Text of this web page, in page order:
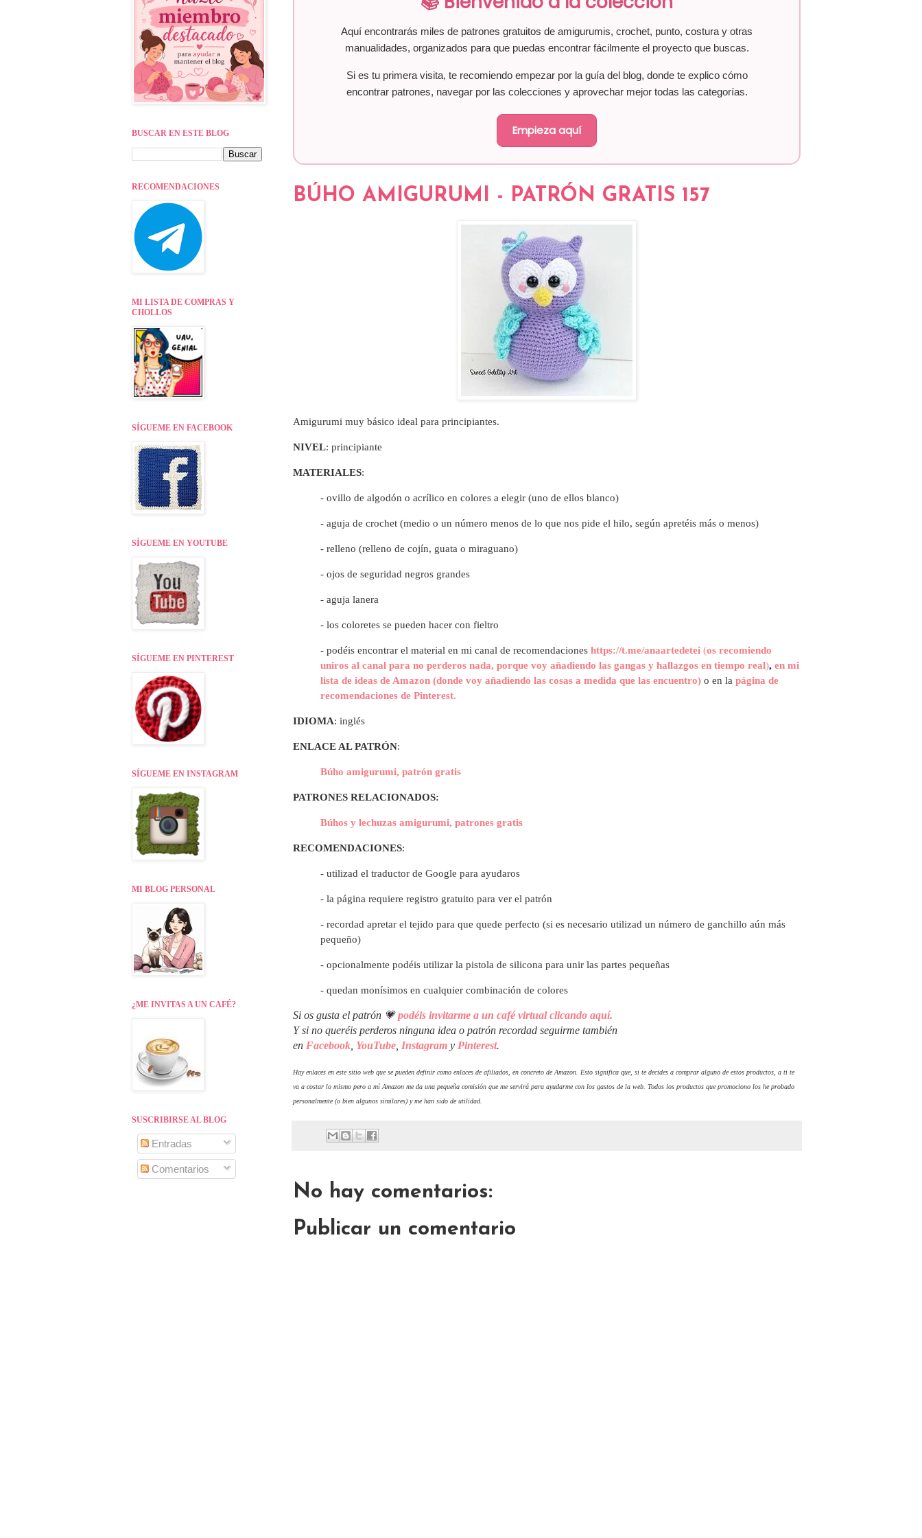
Aquí encontrarás miles de patrones gratuitos de amigurumis, crochet, punto, costura y otras
manualidades, organizados para que puedas encontrar fácilmente el proyecto que buscas.
Si es tu primera visita, te recomiendo empezar por la guía del blog, donde te explico cómo
encontrar patrones, navegar por las colecciones y aprovechar mejor todas las categorías.
Empieza aquí
BÚHO AMIGURUMI - PATRÓN GRATIS 157
Amigurumi muy básico ideal para principiantes.
NIVEL: principiante
MATERIALES:
- ovillo de algodón o acrílico en colores a elegir (uno de ellos blanco)
- aguja de crochet (medio o un número menos de lo que nos pide el hilo, según apretéis más o menos)
- relleno (relleno de cojín, guata o miraguano)
- ojos de seguridad negros grandes
- aguja lanera
- los coloretes se pueden hacer con fieltro
- podéis encontrar el material en mi canal de recomendaciones https://t.me/anaartedetei (os recomiendo
uniros al canal para no perderos nada, porque voy añadiendo las gangas y hallazgos en tiempo real), en mi
lista de ideas de Amazon (donde voy añadiendo las cosas a medida que las encuentro) o en la página de
recomendaciones de Pinterest.
IDIOMA: inglés
ENLACE AL PATRÓN:
Búho amigurumi, patrón gratis
PATRONES RELACIONADOS:
Búhos y lechuzas amigurumi, patrones gratis
RECOMENDACIONES:
- utilizad el traductor de Google para ayudaros
- la página requiere registro gratuito para ver el patrón
- recordad apretar el tejido para que quede perfecto (si es necesario utilizad un número de ganchillo aún más
pequeño)
- opcionalmente podéis utilizar la pistola de silicona para unir las partes pequeñas
- quedan monísimos en cualquier combinación de colores
Si os gusta el patrón 💗podéis invitarme a un café virtual clicando aquí.
Y si no queréis perderos ninguna idea o patrón recordad seguirme también
en Facebook YouTube Instagram y Pinterest.
Hay enlaces en este sitio web que se pueden definir como enlaces de afiliados, en concreto de Amazon. Esto significa que, si te decides a comprar alguno de estos productos, a ti te
va a costar lo mismo pero a mí Amazon me da una pequeña comisión que me servirá para ayudarme con los gastos de la web. Todos los productos que promociono los he probado
personalmente (o bien algunos similares) y me han sido de utilidad.
No hay comentarios:
Publicar un comentario
BUSCAR EN ESTE BLOG
RECOMENDACIONES
MI LISTA DE COMPRAS Y
CHOLLOS
SÍGUEME EN FACEBOOK
SÍGUEME EN YOUTUBE
SÍGUEME EN PINTEREST
SÍGUEME EN INSTAGRAM
MI BLOG PERSONAL
¿ME INVITAS A UN CAFÉ?
SUSCRIBIRSE AL BLOG
Entradas
Comentarios